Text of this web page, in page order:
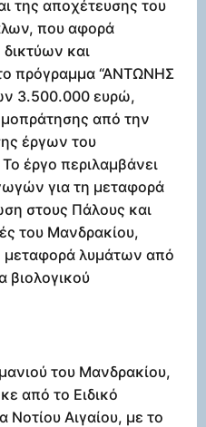
της αποχέτευσης του
που αφορά
και
πρόγραμμα “ΑΝΤΩΝΗΣ
3.500.000 ευρώ,
από την
έργων του
έργο περιλαμβάνει
για τη μεταφορά
στους Πάλους και
του Μανδρακίου,
μεταφορά λυμάτων από
βιολογικού
του Μανδρακίου,
από το Ειδικό
Αιγαίου, με το